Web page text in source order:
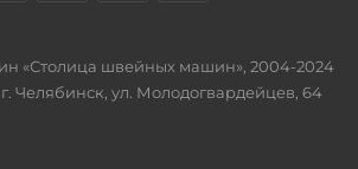
«Столица швейных машин», 2004-2024
г. Челябинск, ул. Молодогвардейцев, 64